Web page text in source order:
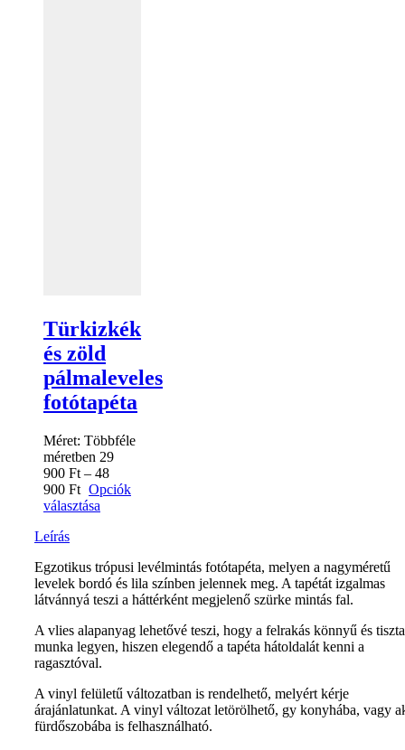
Türkizkék
és zöld
pálmaleveles
fotótapéta
Méret: Többféle
méretben 29
900 Ft – 48
900 Ft Opciók
választása
Leírás
Egzotikus trópusi levélmintás fotótapéta, melyen a nagyméretű
levelek bordó és lila színben jelennek meg. A tapétát izgalmas
látvánnyá teszi a háttérként megjelenő szürke mintás fal.
A vlies alapanyag lehetővé teszi, hogy a felrakás könnyű és tiszta
munka legyen, hiszen elegendő a tapéta hátoldalát kenni a
ragasztóval.
A vinyl felületű változatban is rendelhető, melyért kérje
árajánlatunkat. A vinyl változat letörölhető, gy konyhába, vagy
fürdőszobába is felhasználható.